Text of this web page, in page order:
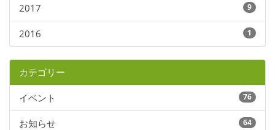
2017 9
2016 1
カテゴリー
イベント 76
お知らせ 64